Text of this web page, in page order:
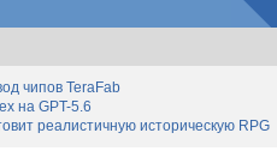
чипов TeraFab
на GPT-5.6
реалистичную историческую RPG